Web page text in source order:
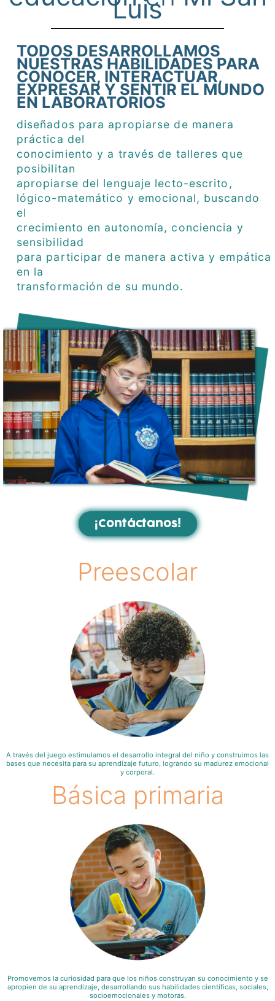
Luis
TODOS DESARROLLAMOS
NUESTRAS HABILIDADES PARA
CONOCER, INTERACTUAR,
EXPRESAR Y SENTIR EL MUNDO
EN LABORATORIOS
diseñados para apropiarse de manera
práctica del
conocimiento y a través de talleres que
posibilitan
apropiarse del lenguaje lecto-escrito,
lógico-matemático y emocional, buscando
el
crecimiento en autonomía, conciencia y
sensibilidad
para participar de manera activa y empática
en la
transformación de su mundo.
¡Contáctanos!
Preescolar
A través del juego estimulamos el desarrollo integral del niño y construimos las
bases que necesita para su aprendizaje futuro, logrando su madurez emocional
y corporal.
Básica primaria
Promovemos la curiosidad para que los niños construyan su conocimiento y se
apropien de su aprendizaje, desarrollando sus habilidades científicas, sociales,
socioemocionales y motoras.